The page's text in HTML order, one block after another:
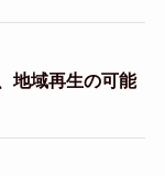
地域再生の可能